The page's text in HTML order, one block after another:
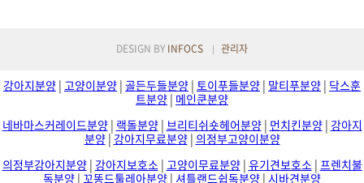
DESIGN BY INFOCS 관리자
강아지분양 | 고양이분양 | 골든두들분양 | 토이푸들분양 | 말티푸분양 | 닥스훈
트분양 | 메인쿤분양
네바마스커레이드분양| 랙돌분양| 브리티쉬숏헤어분양| 먼치킨분양| 강아지
분양|강아지무료분양| 의정부고양이분양
의정부강아지분양| 강아지보호소 | 고양이무료분양| 유기견보호소 | 프렌치불
독분양 | 꼬똥드툴레아분양 | 셔틀랜드쉽독분양 | 시바견분양